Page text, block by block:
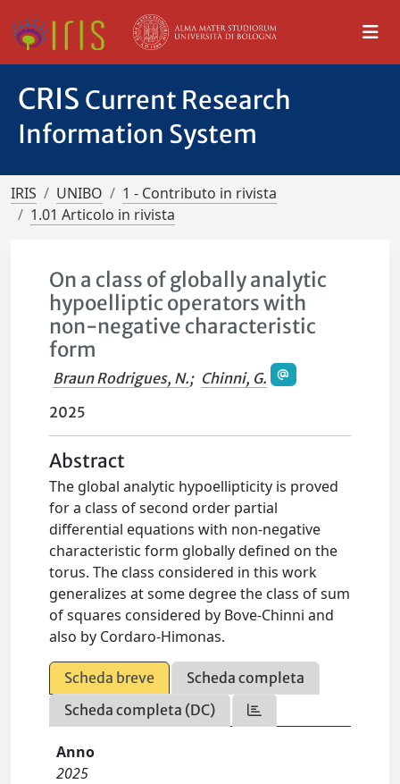
CRIS Current Research
Information System
IRIS UNIBO
1 - Contributo in rivista
1.01 Articolo in rivista
On a class of globally analytic
hypoelliptic operators with
non-negative characteristic
form
Braun Rodrigues, N.; Chinni, G.
2025
Abstract
The global analytic hypoellipticity is proved
for a class of second order partial
differential equations with non-negative
characteristic form globally defined on the
torus. The class considered in this work
generalizes at some degree the class of sum
of squares considered by Bove-Chinni and
also by Cordaro-Himonas.
Scheda breve
Scheda completa
Scheda completa (DC)
Anno
2025